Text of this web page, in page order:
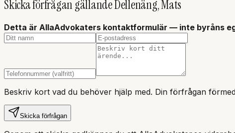
Skicka förfrågan gällandeDellenäng, Mats
Detta är AllaAdvokaters kontaktformulär — inte byråns
Beskriv kort vad du behöver hjälp med. Din förfrågan
Skicka förfrågan